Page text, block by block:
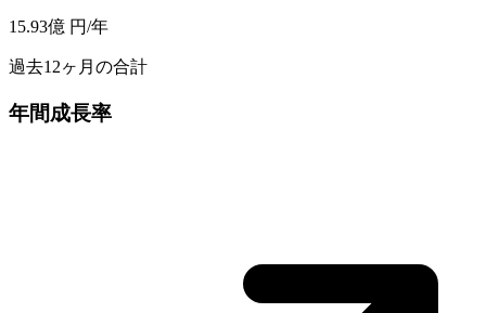
15.93億 円/年
過去12ヶ月の合計
年間成長率